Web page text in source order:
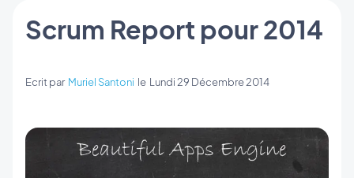
Scrum Report pour 2014
Ecrit par Muriel Santoni le Lundi 29 Décembre 2014